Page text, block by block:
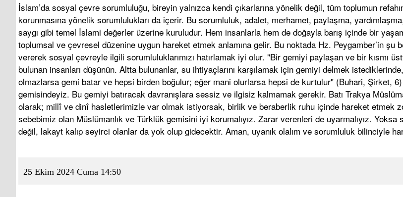
İslam’da sosyal çevre sorumluluğu, bireyin yalnızca kendi çıkarlarına yönelik değil, tüm toplumun
korunmasına yönelik sorumlulukları da içerir. Bu sorumluluk, adalet, merhamet, paylaşma,
saygı gibi temel İslami değerler üzerine kuruludur. Hem insanlarla hem de doğayla barış içinde bir
toplumsal ve çevresel düzenine uygun hareket etmek anlamına gelir. Bu noktada Hz. Peygamber’in şu
vererek sosyal çevreyle ilgili sorumluluklarımızı hatırlamak iyi olur. "Bir gemiyi paylaşan ve bir kısmı
bulunan insanları düşünün. Altta bulunanlar, su ihtiyaçlarını karşılamak için gemiyi delmek
olmazlarsa gemi batar ve hepsi birden boğulur; eğer mani olurlarsa hepsi de kurtulur" (Buhari, Şirket,
gemisindeyiz. Bu gemiyi batıracak davranışlara sessiz ve ilgisiz kalmamak gerekir. Batı Trakya
olarak; millî ve dinî hasletlerimizle var olmak istiyorsak, birlik ve beraberlik ruhu içinde hareket etmek
sebebimiz olan Müslümanlık ve Türklük gemisini iyi korumalıyız. Zarar verenleri de uyarmalıyız.
değil, lakayt kalıp seyirci olanlar da yok olup gidecektir. Aman, uyanık olalım ve sorumluluk bilinciyle
25 Ekim 2024 Cuma 14:50